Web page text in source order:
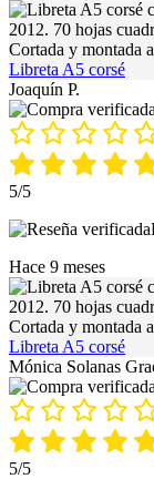
Libreta A5 corsé
Joaquín P.
5/5
Hace 9 meses
Libreta A5 corsé
Mónica Solanas
5/5